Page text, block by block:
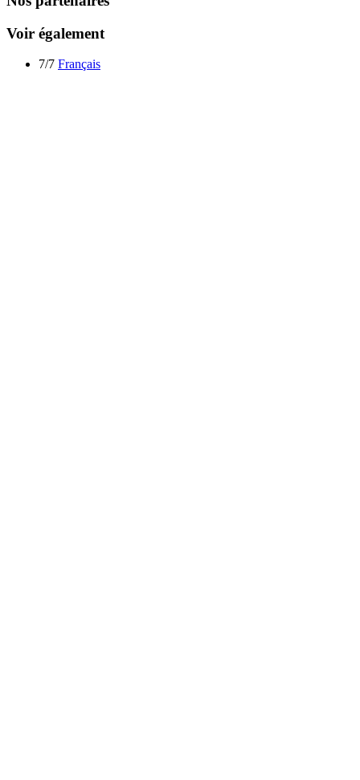
Voir également
7/7 Français